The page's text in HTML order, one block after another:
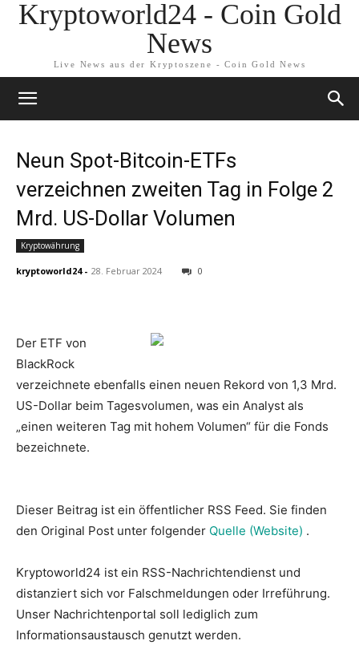
Kryptoworld24 - Coin Gold
News
Live News aus der Kryptoszene - Coin Gold News
Neun Spot-Bitcoin-ETFs
verzeichnen zweiten Tag in Folge 2
Mrd. US-Dollar Volumen
Kryptowährung
kryptoworld24 - 28. Februar 2024 0
Der ETF von
BlackRock
verzeichnete ebenfalls einen neuen Rekord von 1,3 Mrd.
US-Dollar beim Tagesvolumen, was ein Analyst als
„einen weiteren Tag mit hohem Volumen“ für die Fonds
bezeichnete.
Dieser Beitrag ist ein öffentlicher RSS Feed. Sie finden
den Original Post unter folgender Quelle (Website) .
Kryptoworld24 ist ein RSS-Nachrichtendienst und
distanziert sich vor Falschmeldungen oder Irreführung.
Unser Nachrichtenportal soll lediglich zum
Informationsaustausch genutzt werden.